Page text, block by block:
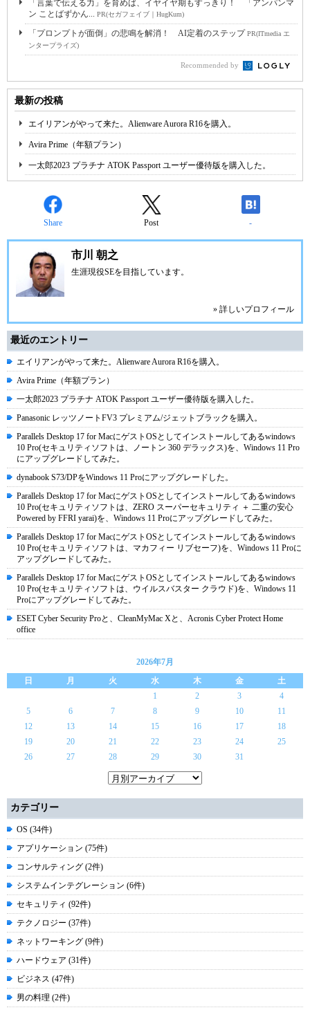
「言葉で伝える力」を育めば、イヤイヤ期もすっきり！ 「アンパンマ
ン ことばずかん... PR(セガフェイブ｜HugKum)
「プロンプトが面倒」の悲鳴を解消！ AI定着のステップPR(ITmedia エ
ンタープライズ)
Recommended by
最新の投稿
エイリアンがやって来た。Alienware Aurora R16を購入。
Avira Prime（年額プラン）
一太郎2023 プラチナ ATOK Passport ユーザー優待版を購入した。
Share Post -
市川 朝之
生涯現役SEを目指しています。
» 詳しいプロフィール
最近のエントリー
エイリアンがやって来た。Alienware Aurora R16を購入。
Avira Prime（年額プラン）
一太郎2023 プラチナ ATOK Passport ユーザー優待版を購入した。
Panasonic レッツノートFV3 プレミアム/ジェットブラックを購入。
Parallels Desktop 17 for MacにゲストOSとしてインストールしてあるwindows
10 Pro(セキュリティソフトは、ノートン 360 デラックス)を、Windows 11 Pro
にアップグレードしてみた。
dynabook S73/DPをWindows 11 Proにアップグレードした。
Parallels Desktop 17 for MacにゲストOSとしてインストールしてあるwindows
10 Pro(セキュリティソフトは、ZERO スーパーセキュリティ ＋ 二重の安心
Powered by FFRI yarai)を、Windows 11 Proにアップグレードしてみた。
Parallels Desktop 17 for MacにゲストOSとしてインストールしてあるwindows
10 Pro(セキュリティソフトは、マカフィー リブセーフ)を、Windows 11 Proに
アップグレードしてみた。
Parallels Desktop 17 for MacにゲストOSとしてインストールしてあるwindows
10 Pro(セキュリティソフトは、ウイルスバスター クラウド)を、Windows 11
Proにアップグレードしてみた。
ESET Cyber Security Proと、CleanMyMac Xと、Acronis Cyber Protect Home
office
2026年7月
日
月 火 水 木 金
土
1
2 3
4
5
6 7 8 9 10
11
12
13 14 15 16 17
18
19
20 21 22 23 24
25
26
27 28 29 30 31
カテゴリー
OS (34件)
アプリケーション (75件)
コンサルティング (2件)
システムインテグレーション (6件)
セキュリティ (92件)
テクノロジー (37件)
ネットワーキング (9件)
ハードウェア (31件)
ビジネス (47件)
男の料理 (2件)